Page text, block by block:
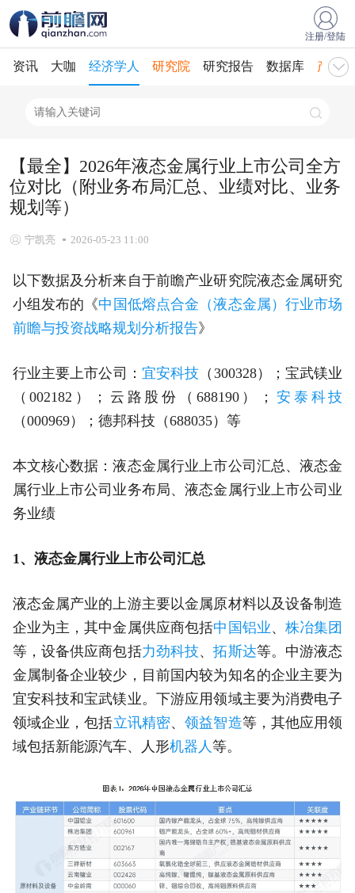
注册/登陆
资讯 大咖 经济学人 研究院 研究报告 数据库 产业
【最全】2026年液态金属行业上市公司全方
位对比（附业务布局汇总、业绩对比、业务
规划等）
宁凯亮 2026-05-23 11:00
以下数据及分析来自于前瞻产业研究院液态金属研究
小组发布的《中国低熔点合金（液态金属）行业市场
前瞻与投资战略规划分析报告》
行业主要上市公司： 宜安科技 （300328）；宝武镁业
（002182）；云路股份（688190）； 安泰科技
（000969）；德邦科技（688035）等
本文核心数据：液态金属行业上市公司汇总、液态金
属行业上市公司业务布局、液态金属行业上市公司业
务业绩
1、液态金属行业上市公司汇总
液态金属产业的上游主要以金属原材料以及设备制造
企业为主，其中金属供应商包括中国铝业、株冶集团
等，设备供应商包括力劲科技、拓斯达等。中游液态
金属制备企业较少，目前国内较为知名的企业主要为
宜安科技和宝武镁业。下游应用领域主要为消费电子
领域企业，包括立讯精密、领益智造等，其他应用领
域包括新能源汽车、人形机器人 等。